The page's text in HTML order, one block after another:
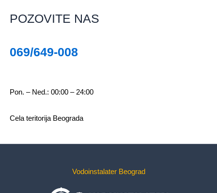
POZOVITE NAS
069/649-008
Pon. – Ned.: 00:00 – 24:00
Cela teritorija Beograda
Vodoinstalater Beograd